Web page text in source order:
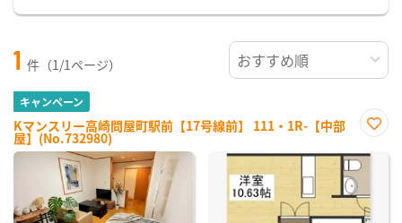
1 件（1/1ページ）
キャンペーン
Kマンスリー高崎問屋町駅前【17号線前】 111・1R-【中部
屋】(No.732980)
に入
り登